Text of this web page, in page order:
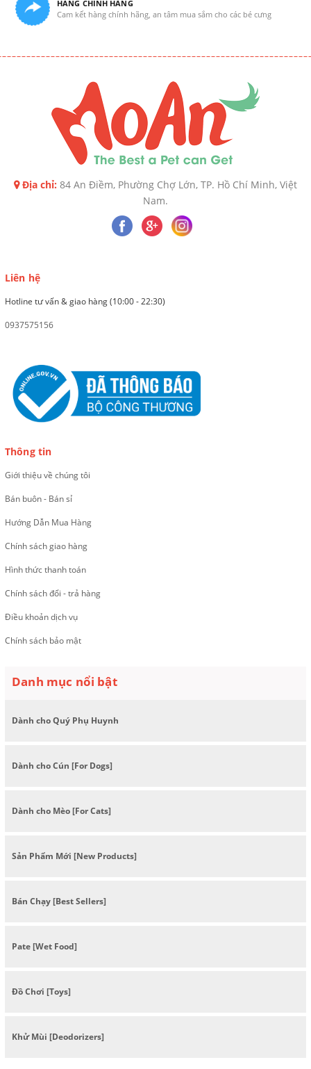
HÀNG CHÍNH HÃNG
Cam kết hàng chính hãng, an tâm mua sắm cho các bé cưng
Địa chỉ: 84 An Điềm, Phường Chợ Lớn, TP. Hồ Chí Minh, Việt
Nam.
Liên hệ
Hotline tư vấn & giao hàng (10:00 - 22:30)
0937575156
Thông tin
Giới thiệu về chúng tôi
Bán buôn - Bán sỉ
Hướng Dẫn Mua Hàng
Chính sách giao hàng
Hình thức thanh toán
Chính sách đổi - trả hàng
Điều khoản dịch vụ
Chính sách bảo mật
Danh mục nổi bật
Dành cho Quý Phụ Huynh
Dành cho Cún [For Dogs]
Dành cho Mèo [For Cats]
Sản Phẩm Mới [New Products]
Bán Chạy [Best Sellers]
Pate [Wet Food]
Đồ Chơi [Toys]
Khử Mùi [Deodorizers]